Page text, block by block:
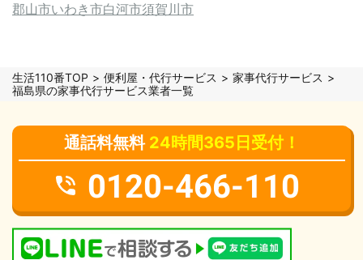
郡山市いわき市白河市須賀川市
生活110番TOP 便利屋・代行サービス
家事代行サービス
福島県の家事代行サービス業者一覧
通話料無料 24時間365日受付！
0120-466-110